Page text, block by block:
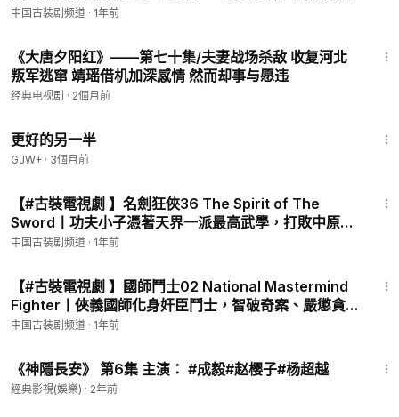
《少林寺传奇之乱世英雄》
《少林寺传奇之十三棍僧》https://www.youtube.com/playlist?li
st=PLyQama-tFxz28RcIOFFi2ALMGG7j2HVlO
《少林寺传奇之大漠英豪》
《少林寺传奇之东归英雄》
st=PLyQama-tFxz0W--fPVZR3IXAe_1DtaxCt
=PLyQama-tFxz12r8dqmlXphdo2_Q0akRbt
《武神霍元甲丨Kongfu Master Huo 》https://www.youtube.co
m/playlist?list=PLyQama-tFxz1cuwrhJDJKwvBo-stCWsFl
《少林英雄方世玉丨Hero Fong Sai Yuk of Shaolin》https://w
ww.youtube.com/playlist?list=PLyQama-tFxz2q-pf0NCCOLs
6AXwI9rxMq
m/playlist?list=PLyQama-tFxz2c2oxtPLpI1Bm5ZbP7kisa
《长安探侠丨Kungfu Detective in Chang'an》
雨！#吳健 #鄧家佳 #engsub
中国古装剧频道 · 1年前
《大唐夕阳红》——第七十集/夫妻战场杀敌 收复河北
叛军逃窜 靖瑶借机加深感情 然而却事与愿违
经典电视剧 · 2個月前
更好的另一半
GJW+ · 3個月前
【#古裝電視劇 】名劍狂俠36 The Spirit of The
Sword丨功夫小子憑著天界一派最高武學，打敗中原無
數高手！大俠為求劍道巔峰上門單挑，卻被一招斃命！
中国古装剧频道 · 1年前
【#古裝電視劇 】國師鬥士02 National Mastermind
Fighter丨俠義國師化身奸臣鬥士，智破奇案、嚴懲貪
腐！#何冰 #王剛 #engsub
中国古装剧频道 · 1年前
《神隱長安》 第6集 主演： #成毅#赵樱子#杨超越
經典影視(娛樂) · 2年前